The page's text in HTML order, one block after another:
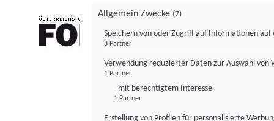
Allgemein Zwecke (7)
Speichern von oder Zugriff auf Informationen auf
3 Partner
Verwendung reduzierter Daten zur Auswahl von
1 Partner
- mit berechtigtem Interesse
1 Partner
Erstellung von Profilen für personalisierte
FONDS professionell